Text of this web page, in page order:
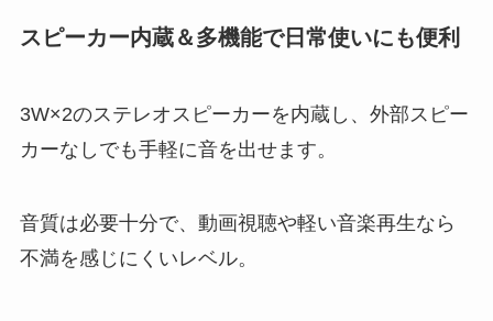
スピーカー内蔵＆多機能で日常使いにも便利
3W×2のステレオスピーカーを内蔵し、外部スピー
カーなしでも手軽に音を出せます。
音質は必要十分で、動画視聴や軽い音楽再生なら
不満を感じにくいレベル。